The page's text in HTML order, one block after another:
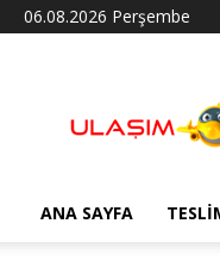
06.08.2026 Perşembe
ANA SAYFA